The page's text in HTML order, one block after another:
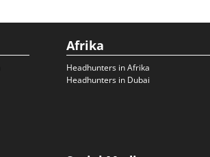
Afrika
Headhunters in Afrika
Headhunters in Dubai